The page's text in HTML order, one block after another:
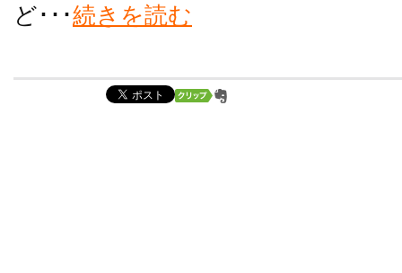
ど･･･続きを読む